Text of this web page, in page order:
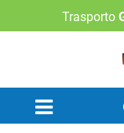
Trasporto
Open menu